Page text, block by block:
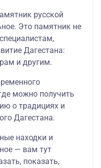
русской
Это памятник не
Дагестана:
и другим.
можно получить
о традициях и
Дагестана.
находки и
— вам тут
показать,